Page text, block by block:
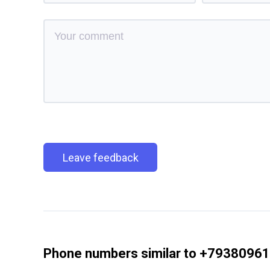
Leave feedback
Phone numbers similar to